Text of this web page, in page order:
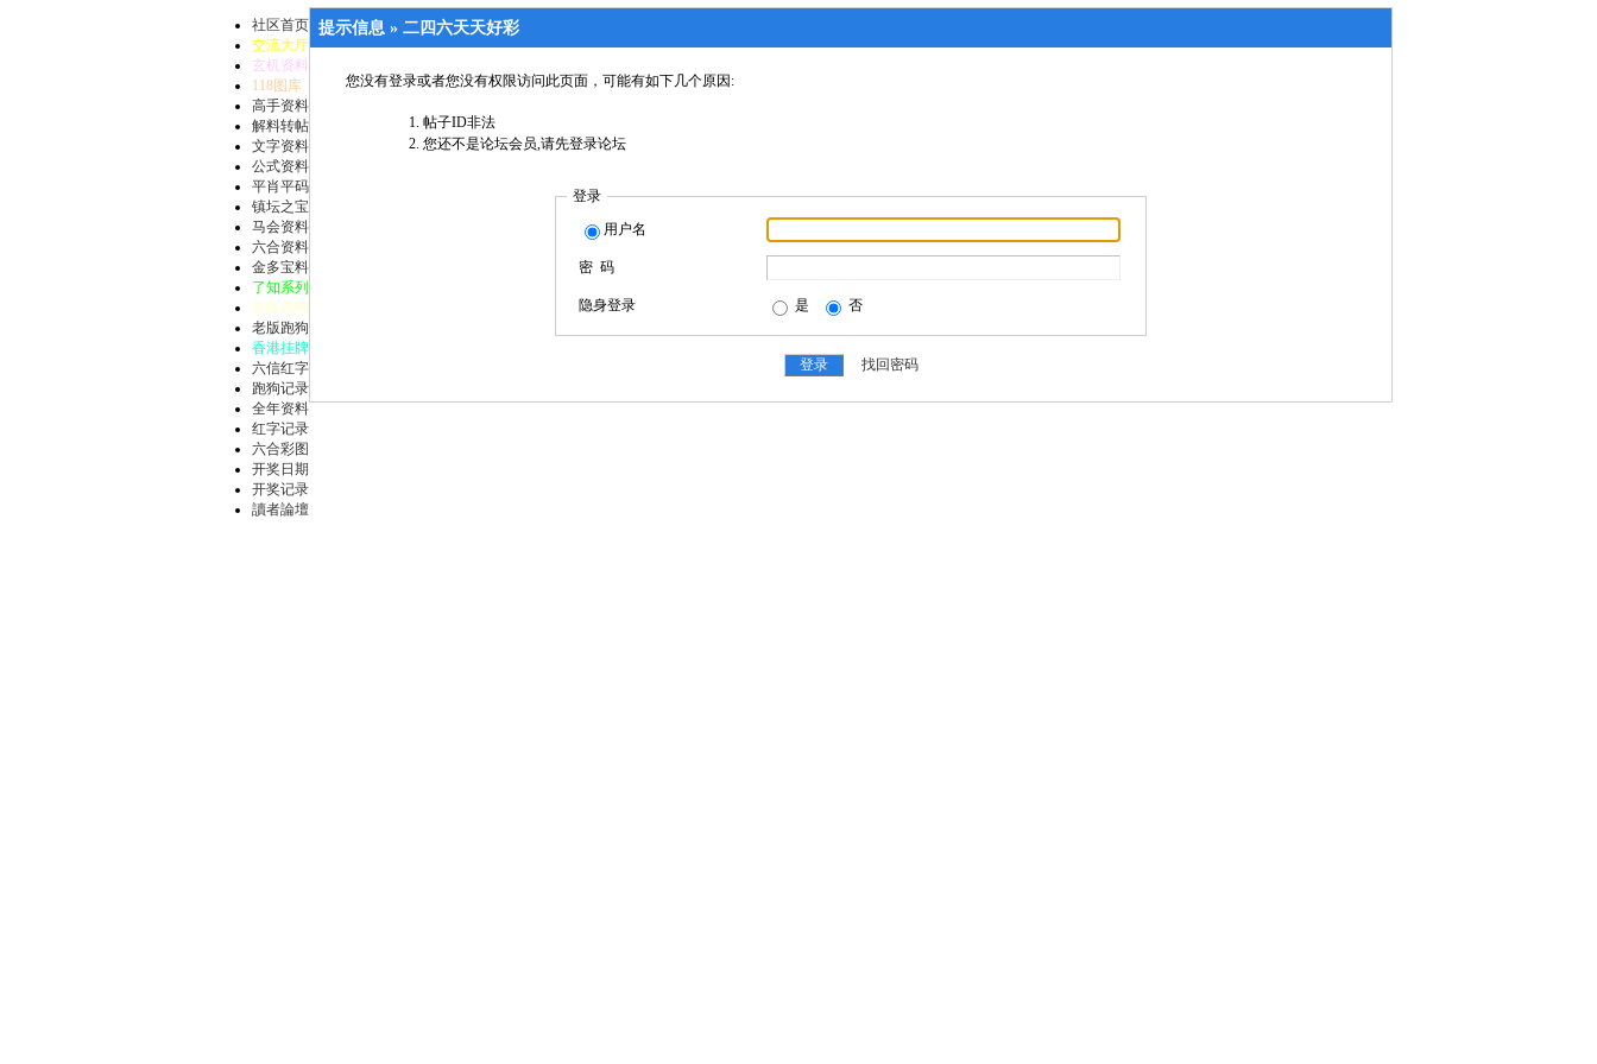
社区首页
交流大厅
玄机资料
118图库
高手资料
解料转帖
文字资料
公式资料
平肖平码
镇坛之宝
马会资料
六合资料
金多宝料
了知系列
新版跑狗
老版跑狗
香港挂牌
六信红字
跑狗记录
全年资料
红字记录
六合彩图
开奖日期
开奖记录
讀者論壇
提示信息 » 二四六天天好彩
您没有登录或者您没有权限访问此页面，可能有如下几个原因:
帖子ID非法
您还不是论坛会员,请先登录论坛
登录
用户名
密 码
隐身登录 是 否
找回密码